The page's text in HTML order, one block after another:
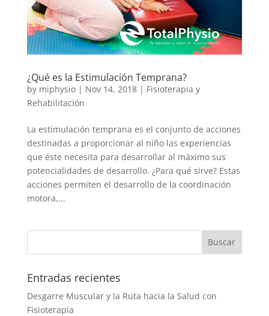
¿Qué es la Estimulación Temprana?
by miphysio| Nov 14, 2018| Fisioterapia y
Rehabilitación
La estimulación temprana es el conjunto de acciones
destinadas a proporcionar al niño las experiencias
que éste necesita para desarrollar al máximo sus
potencialidades de desarrollo. ¿Para qué sirve? Estas
acciones permiten el desarrollo de la coordinación
motora,...
Entradas recientes
Desgarre Muscular y la Ruta hacia la Salud con
Fisioterapia